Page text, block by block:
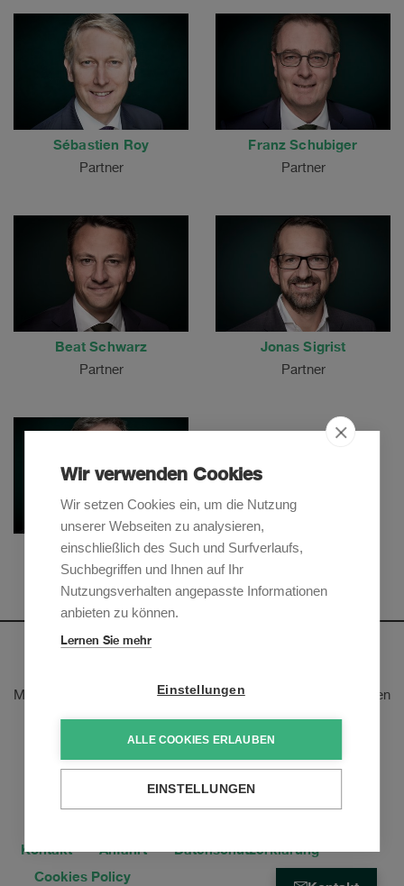
Sébastien Roy
Partner
Franz Schubiger
Partner
Beat Schwarz
Partner
Jonas Sigrist
Partner
Jakob Hoehn
Senior Counsel
Melden Sie sich an, um unsere E-Mail-Updates zu den neusten
Jetzt anmelden
Kontakt Anfahrt
Datenschutzerklärung
Cookies Policy
Wir verwenden Cookies
Wir setzen Cookies ein, um die Nutzung
unserer Webseiten zu analysieren,
einschließlich des Such und Surfverlaufs,
Suchbegriffen und Ihnen auf Ihr
Nutzungsverhalten angepasste Informationen
anbieten zu können.
Lernen Sie mehr
Einstellungen
ALLE COOKIES ERLAUBEN
EINSTELLUNGEN